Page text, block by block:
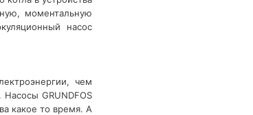
моментальную
насос
чем
GRUNDFOS
какое то время. А